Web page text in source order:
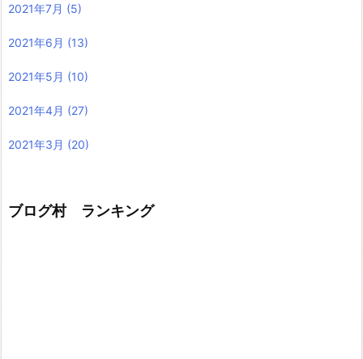
2021年7月 (5)
2021年6月 (13)
2021年5月 (10)
2021年4月 (27)
2021年3月 (20)
ブログ村 ランキング